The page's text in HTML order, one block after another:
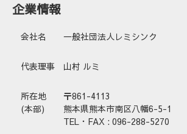
企業情報
会社名 一般社団法人レミシンク
代表理事 山村 ルミ
所在地
(本部)
〒861-4113
熊本県熊本市南区八幡6-5-1
TEL・FAX : 096-288-5270